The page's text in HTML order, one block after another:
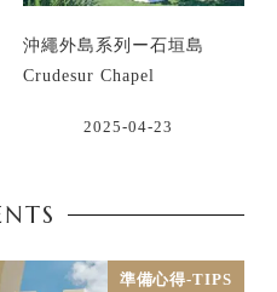
沖繩外島系列ー石垣島
Crudesur Chapel
2025-04-23
準備心得-TIPS